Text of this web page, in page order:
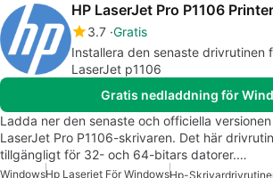
HP LaserJet Pro P1106
3.7 Gratis
Installera den senaste drivrutinen
LaserJet p1106
Gratis nedladdning för
Ladda ner den senaste och officiella
LaserJet Pro P1106-skrivaren. Det här
tillgängligt för 32- och 64-bitars datorer.…
WindowsHp Laserjet För WindowsHp-